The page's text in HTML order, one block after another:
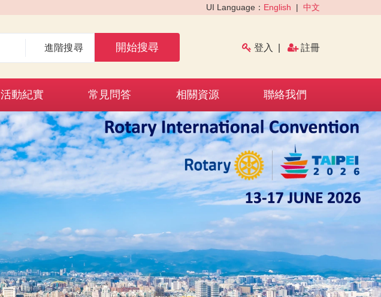
UI Language： English | 中文
進階搜尋 開始搜尋 登入 註冊
活動紀實 常見問答 相關資源 聯絡我們
›